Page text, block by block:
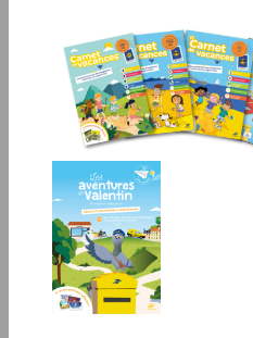
STRASBOURG (67)
Infos complémentaires :
avant-première le vendredi 5
STRASBOURG (67)
1 rue de la Fonderie,